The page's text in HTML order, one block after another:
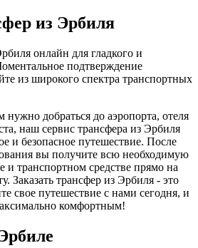
из Эрбиля
онлайн для гладкого и
подтверждение
из широкого спектра транспортных
нужно добраться до аэропорта, отеля
наш сервис трансфера из Эрбиля
и безопасное путешествие. После
вы получите всю необходимую
транспортном средстве прямо на
Заказать трансфер из Эрбиля - это
свое путешествие с нами сегодня, и
комфортным!